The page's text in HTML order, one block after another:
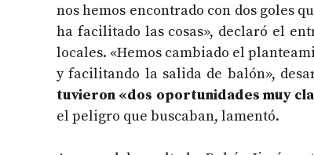
nos hemos encontrado con dos goles
ha facilitado las cosas», declaró el
locales. «Hemos cambiado el
y facilitando la salida de balón»,
tuvieron «dos oportunidades muy
el peligro que buscaban, lamentó.